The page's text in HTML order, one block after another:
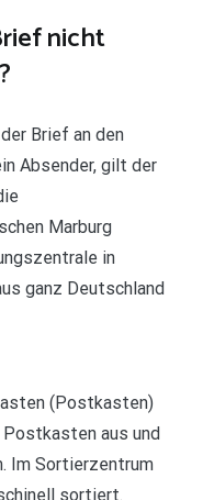
nicht
Brief an den
Absender, gilt der
Marburg
in
ganz Deutschland
(Postkasten)
aus und
Im Sortierzentrum
sortiert.